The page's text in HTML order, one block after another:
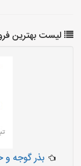
لیست بهترین
بذر گوجه و